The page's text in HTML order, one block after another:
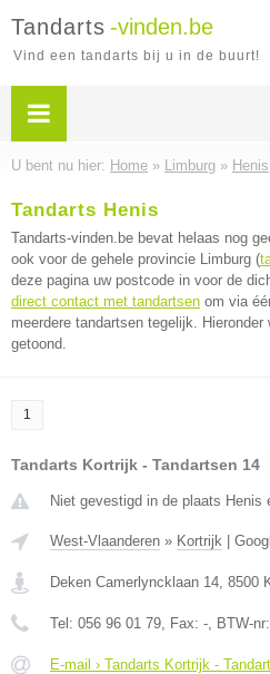
Tandarts -vinden.be
Vind een tandarts bij u in de buurt!
U bent nu hier: Home » Limburg » Henis
Tandarts Henis
Tandarts-vinden.be bevat helaas nog
ook voor de gehele provincie Limburg (
deze pagina uw postcode in voor de
direct contact met tandartsen om via
meerdere tandartsen tegelijk.
getoond.
1
Tandarts Kortrijk - Tandartsen 14
Niet gevestigd in de plaats Henis
West-Vlaanderen » Kortrijk
Deken Camerlyncklaan 14, 8500
Tel: 056 96 01 79, Fax: -, BTW-nr:
E-mail › Tandarts Kortrijk -